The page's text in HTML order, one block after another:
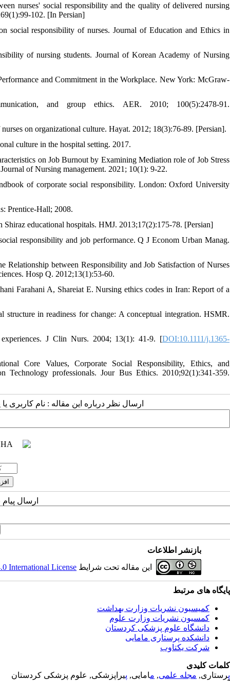
nurses' social responsibility and the quality of delivered nursing
102. [In Persian]
social responsibility of nurses. Journal of Education and Ethics in
of nursing students. Journal of Korean Academy of Nursing
and Commitment in the Workplace. New York: McGraw-
and group ethics. AER. 2010; 100(5):2478-91.
on organizational culture. Hayat. 2012; 18(3):76-89. [Persian].
culture in the hospital setting. 2017.
on Job Burnout by Examining Mediation role of Job Stress
of Nursing management. 2021; 10(1): 9-22.
of corporate social responsibility. London: Oxford University
Prentice-Hall; 2008.
educational hospitals. HMJ. 2013;17(2):175-78. [Persian]
responsibility and job performance. Q J Econom Urban Manag.
between Responsibility and Job Satisfaction of Nurses
Hosp Q. 2012;13(1):53-60.
Farahani A, Shareiat E. Nursing ethics codes in Iran: Report of a
in readiness for change: A conceptual integration. HSMR.
J Clin Nurs. 2004; 13(1): 41-9. [DOI:10.1111/j.1365-
Core Values, Corporate Social Responsibility, Ethics, and
professionals. Jour Bus Ethics. 2010;92(1):341-359.
ارسال نظر درباره این مقاله : نام کاربری
ارسال
بازنشر اطلاعات
این مقاله تحت شرایط International License
پایگاه های مرتبط
کمیسیون نشریات وزارت بهداشت
کمسیون نشریات وزارت علوم
دانشگاه علوم پزشکی کردستان
دانشکده پرستاری مامایی
شرکت یکتاوب
کلمات کلیدی
پرستاری, مجله علمی, مامایی, پیراپزشکی, علوم پزشکی کردستان